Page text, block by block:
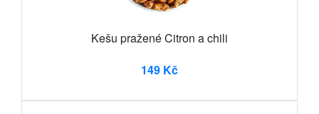
Kešu pražené Citron a chili
149 Kč